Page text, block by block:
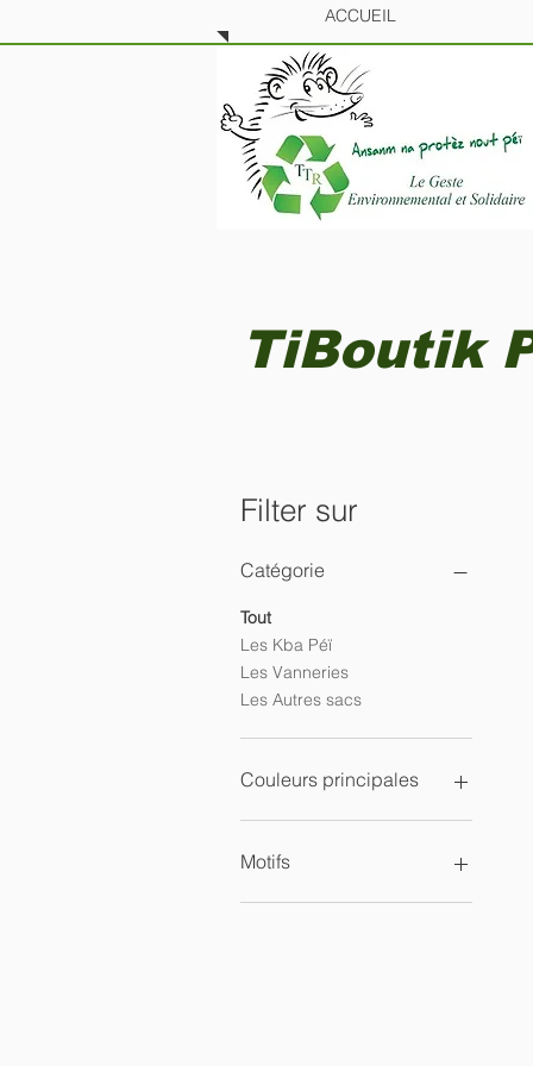
ACCUEIL
TiBoutik
Filter sur
Catégorie
Tout
Les Kba Péï
Les Vanneries
Les Autres sacs
Couleurs principales
Motifs
Animaux